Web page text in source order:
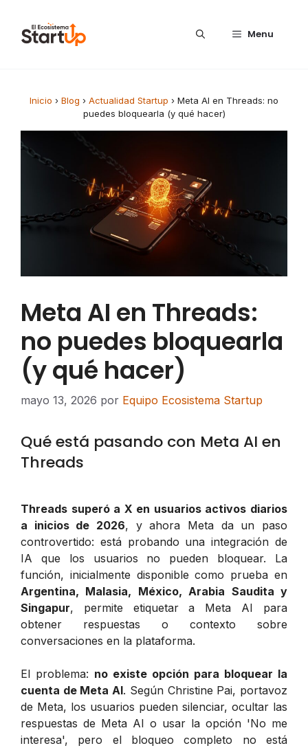
Menu
Inicio › Blog › Actualidad Startup › Meta AI en Threads: no
puedes bloquearla (y qué hacer)
Meta AI en Threads:
no puedes bloquearla
(y qué hacer)
mayo 13, 2026 por Equipo Ecosistema Startup
Qué está pasando con Meta AI en
Threads
Threads superó a X en usuarios activos diarios
a inicios de 2026, y ahora Meta da un paso
controvertido: está probando una integración de
IA que los usuarios no pueden bloquear. La
función, inicialmente disponible como prueba en
Argentina, Malasia, México, Arabia Saudita y
Singapur, permite etiquetar a Meta AI para
obtener respuestas o contexto sobre
conversaciones en la plataforma.
El problema: no existe opción para bloquear la
cuenta de Meta AI. Según Christine Pai, portavoz
de Meta, los usuarios pueden silenciar, ocultar las
respuestas de Meta AI o usar la opción 'No me
interesa', pero el bloqueo completo no está